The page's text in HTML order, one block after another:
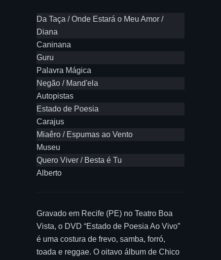
Da Taça / Onde Estará o Meu Amor /
Diana
Caninana
Guru
Palavra Mágica
Negão / Mand'ela
Autopistas
Estado de Poesia
Carajus
Miaêro / Espumas ao Vento
Museu
Quero Viver / Besta é Tu
Alberto
Gravado em Recife (PE) no Teatro Boa
Vista, o DVD “Estado de Poesia Ao Vivo”
é uma costura de frevo, samba, forró,
toada e reggae. O oitavo álbum de Chico